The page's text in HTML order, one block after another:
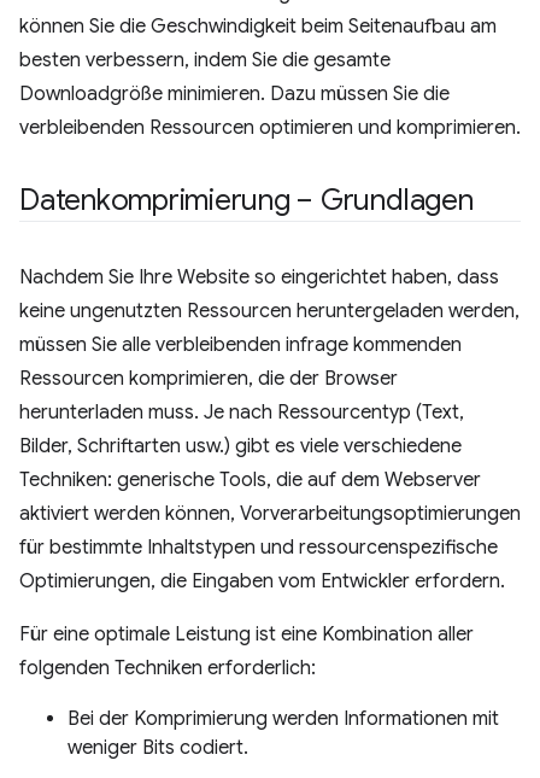
können Sie die Geschwindigkeit beim Seitenaufbau am
besten verbessern, indem Sie die gesamte
Downloadgröße minimieren. Dazu müssen Sie die
verbleibenden Ressourcen optimieren und komprimieren.
Datenkomprimierung – Grundlagen
Nachdem Sie Ihre Website so eingerichtet haben, dass
keine ungenutzten Ressourcen heruntergeladen werden,
müssen Sie alle verbleibenden infrage kommenden
Ressourcen komprimieren, die der Browser
herunterladen muss. Je nach Ressourcentyp (Text,
Bilder, Schriftarten usw.) gibt es viele verschiedene
Techniken: generische Tools, die auf dem Webserver
aktiviert werden können, Vorverarbeitungsoptimierungen
für bestimmte Inhaltstypen und ressourcenspezifische
Optimierungen, die Eingaben vom Entwickler erfordern.
Für eine optimale Leistung ist eine Kombination aller
folgenden Techniken erforderlich:
Bei der Komprimierung werden Informationen mit
weniger Bits codiert.